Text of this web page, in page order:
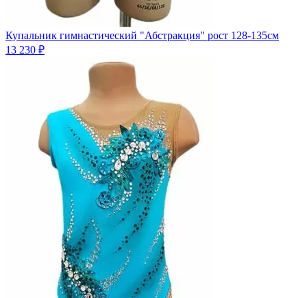
Купальник гимнастический "Абстракция" рост 128-135см
13 230 ₽